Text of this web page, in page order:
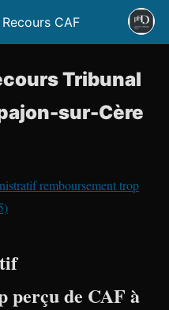
CAF
Tribunal
sur-Cère
remboursement trop
perçu de CAF à